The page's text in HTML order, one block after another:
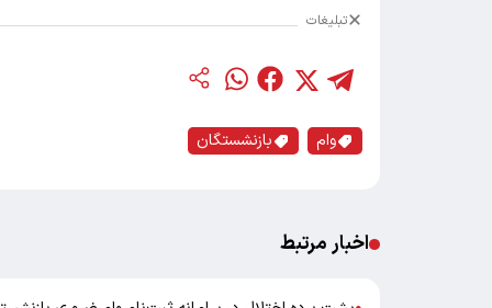
تبلیغات
وام بازنشستگان
اخبار مرتبط